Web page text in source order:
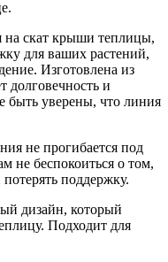
на скат крыши теплицы,
для ваших растений,
Изготовлена из
долговечность и
быть уверены, что линия
не прогибается под
не беспокоиться о том,
поддержку.
дизайн, который
Подходит для